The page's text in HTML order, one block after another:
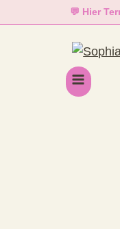
Inhalt
💬 Hier